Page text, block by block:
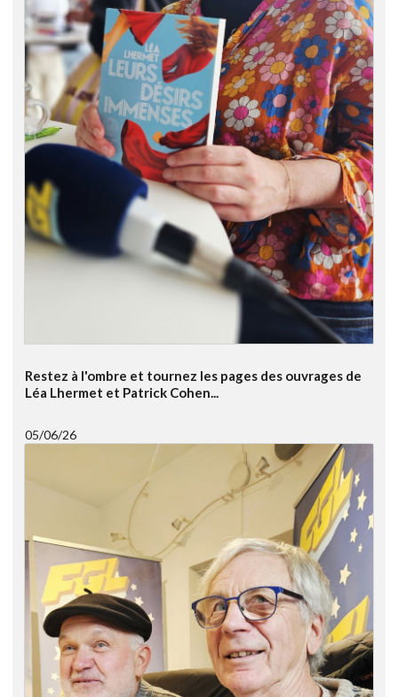
Restez à l'ombre et tournez les pages des ouvrages de
Léa Lhermet et Patrick Cohen...
05/06/26